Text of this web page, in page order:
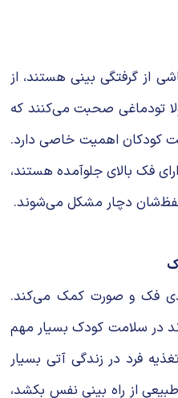
از گرفتگی بینی هستند، از
تودماغی صحبت می‌کنند که
کودکان اهمیت خاصی دارد.
فک بالای جلوآمده هستند،
دچار مشکل می‌شوند.
فک و صورت کمک می‌کند.
در سلامت کودک بسیار مهم
فرد در زندگی آتی بسیار
از راه بینی نفس بکشد،